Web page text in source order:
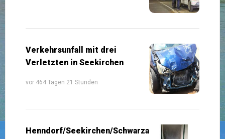
Verkehrsunfall mit drei
Verletzten in Seekirchen
vor 464 Tagen 21 Stunden
Henndorf/Seekirchen/Schwarzach